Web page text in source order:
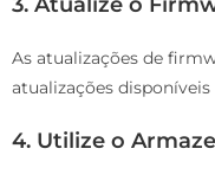
As atualizações de
atualizações
4. Utilize o